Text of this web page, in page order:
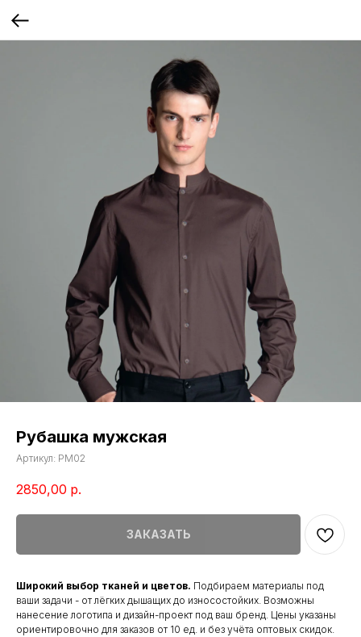
Рубашка мужская
Артикул: РМ02
2850,00 р.
ЗАКАЗАТЬ
Широкий выбор тканей и цветов. Подбираем материалы под
ваши задачи - от лёгких дышащих до износостойких. Возможны
нанесение логотипа и дизайн-проект под ваш бренд. Цены указаны
ориентировочно для заказов от 10 ед. и без учёта оптовых скидок.